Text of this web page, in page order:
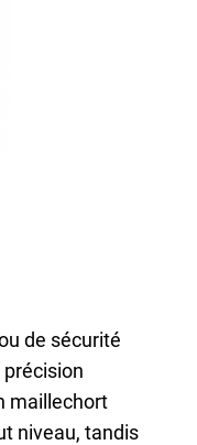
de sécurité
maillechort
niveau, tandis